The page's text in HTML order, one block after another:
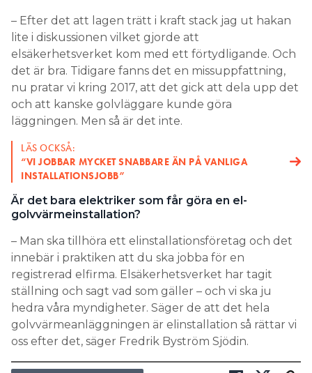
– Efter det att lagen trätt i kraft stack jag ut hakan
lite i diskussionen vilket gjorde att
elsäkerhetsverket kom med ett förtydligande. Och
det är bra. Tidigare fanns det en missuppfattning,
nu pratar vi kring 2017, att det gick att dela upp det
och att kanske golvläggare kunde göra
läggningen. Men så är det inte.
LÄS OCKSÅ:
“VI JOBBAR MYCKET SNABBARE ÄN PÅ VANLIGA
INSTALLATIONSJOBB”
Är det bara elektriker som får göra en el-
golvvärmeinstallation?
– Man ska tillhöra ett elinstallationsföretag och det
innebär i praktiken att du ska jobba för en
registrerad elfirma. Elsäkerhetsverket har tagit
ställning och sagt vad som gäller – och vi ska ju
hedra våra myndigheter. Säger de att det hela
golvvärmeanläggningen är elinstallation så rättar vi
oss efter det, säger Fredrik Byström Sjödin.